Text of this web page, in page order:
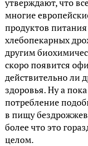
утверждают, что
многие
продуктов
хлебопекарных
другим
скоро появится
действительно ли
здоровья. Ну а
потребление
в пищу
более что это
целом.